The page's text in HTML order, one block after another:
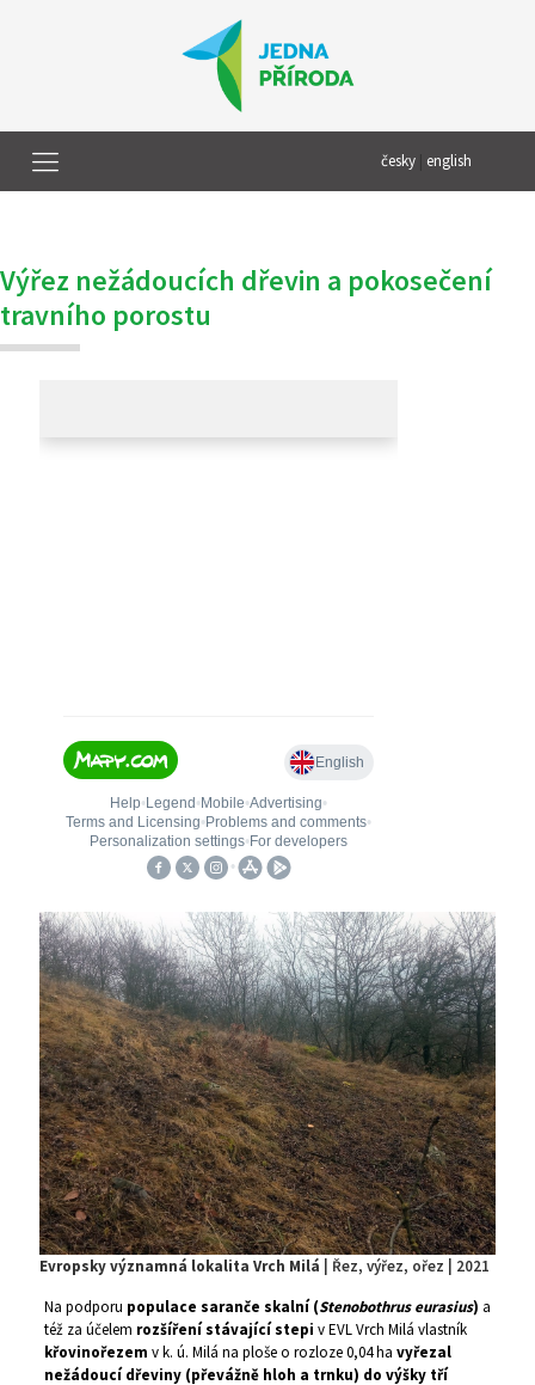
česky english
Výřez nežádoucích dřevin a pokosečení
travního porostu
Evropsky významná lokalita Vrch Milá | Řez, výřez, ořez | 2021
Na podporu populace saranče skalní (Stenobothrus eurasius) a
též za účelem rozšíření stávající stepi v EVL Vrch Milá vlastník
křovinořezem v k. ú. Milá na ploše o rozloze 0,04 ha vyřezal
nežádoucí dřeviny (převážně hloh a trnku) do výšky tří